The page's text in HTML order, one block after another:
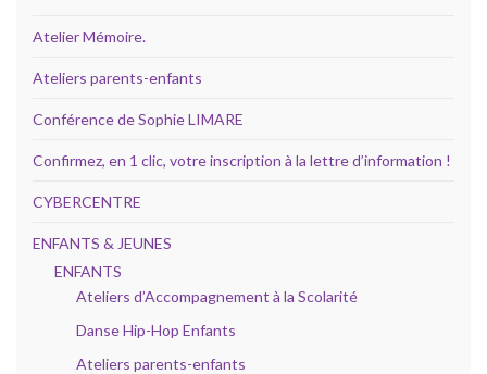
Atelier Mémoire.
Ateliers parents-enfants
Conférence de Sophie LIMARE
Confirmez, en 1 clic, votre inscription à la lettre d’information !
CYBERCENTRE
ENFANTS & JEUNES
ENFANTS
Ateliers d’Accompagnement à la Scolarité
Danse Hip-Hop Enfants
Ateliers parents-enfants